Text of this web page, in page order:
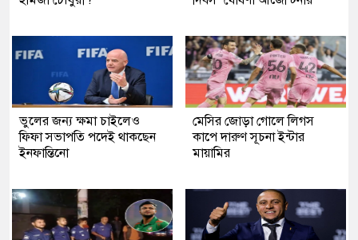
ভুলের জন্য ক্ষমা চাইলেও
ফিফা সভাপতি পদেই থাকছেন
ইনফান্তিনো
মেসির জোড়া গোলে লিগস
কাপে দারুণ সূচনা ইন্টার
মায়ামির